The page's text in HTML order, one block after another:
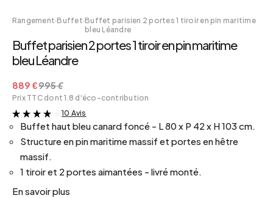
Rangement·Buffet·Buffet parisien 2 portes 1 tiroir en pin maritime
bleu Léandre
Buffet parisien 2 portes 1 tiroir en pin maritime
bleu Léandre
889 €995 €
Prix TTC dont 1.8 d'éco-contribution
&
10 Avis
Buffet haut bleu canard foncé - L 80 x P 42 x H 103 cm.
Structure en pin maritime massif et portes en hêtre
massif.
1 tiroir et 2 portes aimantées - livré monté.
En savoir plus